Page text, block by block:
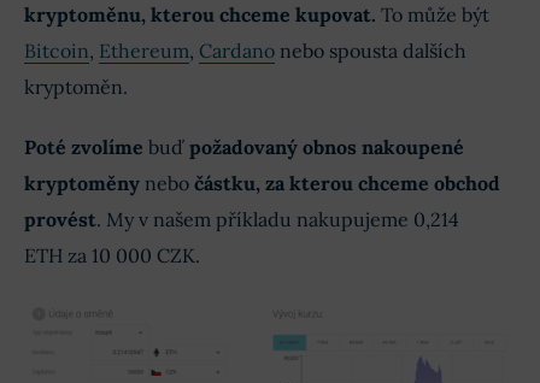
kryptoměnu, kterou chceme kupovat. To může být
Bitcoin, Ethereum, Cardano nebo spousta dalších
kryptoměn.
Poté zvolíme buď požadovaný obnos nakoupené
kryptoměny nebo částku, za kterou chceme obchod
provést. My v našem příkladu nakupujeme 0,214
ETH za 10 000 CZK.